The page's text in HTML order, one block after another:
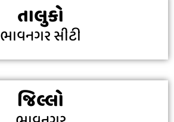
તાલુકો
ભાવનગર સીટી
જિલ્લો